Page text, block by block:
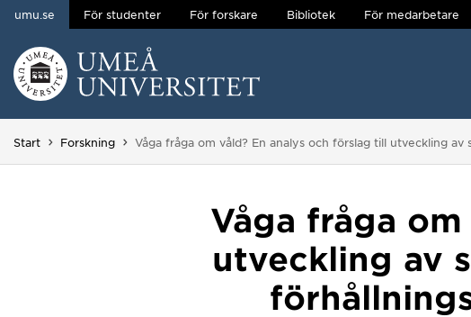
Hoppa direkt till innehållet
umu.se För studenter För forskare Bibliotek För medarbetare
Huvudmenyn dold.
Start Forskning Du är här:
Våga fråga om våld? En analys och förslag till utveckling
Våga fråga
utveckling av